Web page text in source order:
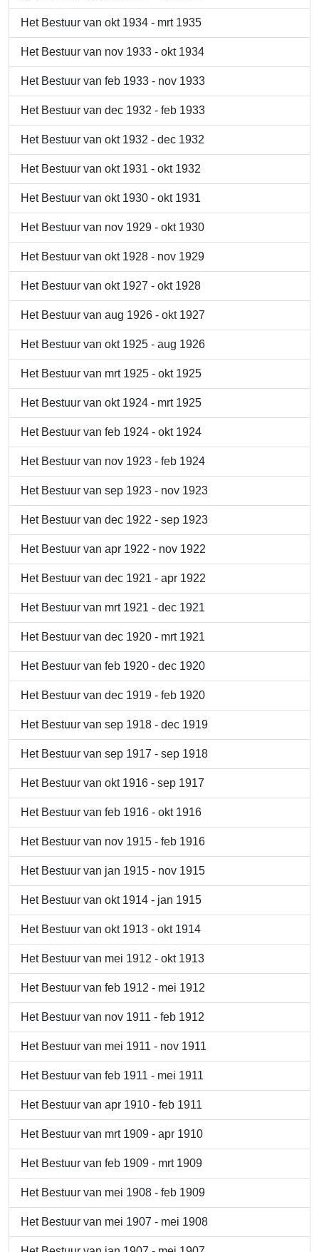
Het Bestuur van okt 1934 - mrt 1935
Het Bestuur van nov 1933 - okt 1934
Het Bestuur van feb 1933 - nov 1933
Het Bestuur van dec 1932 - feb 1933
Het Bestuur van okt 1932 - dec 1932
Het Bestuur van okt 1931 - okt 1932
Het Bestuur van okt 1930 - okt 1931
Het Bestuur van nov 1929 - okt 1930
Het Bestuur van okt 1928 - nov 1929
Het Bestuur van okt 1927 - okt 1928
Het Bestuur van aug 1926 - okt 1927
Het Bestuur van okt 1925 - aug 1926
Het Bestuur van mrt 1925 - okt 1925
Het Bestuur van okt 1924 - mrt 1925
Het Bestuur van feb 1924 - okt 1924
Het Bestuur van nov 1923 - feb 1924
Het Bestuur van sep 1923 - nov 1923
Het Bestuur van dec 1922 - sep 1923
Het Bestuur van apr 1922 - nov 1922
Het Bestuur van dec 1921 - apr 1922
Het Bestuur van mrt 1921 - dec 1921
Het Bestuur van dec 1920 - mrt 1921
Het Bestuur van feb 1920 - dec 1920
Het Bestuur van dec 1919 - feb 1920
Het Bestuur van sep 1918 - dec 1919
Het Bestuur van sep 1917 - sep 1918
Het Bestuur van okt 1916 - sep 1917
Het Bestuur van feb 1916 - okt 1916
Het Bestuur van nov 1915 - feb 1916
Het Bestuur van jan 1915 - nov 1915
Het Bestuur van okt 1914 - jan 1915
Het Bestuur van okt 1913 - okt 1914
Het Bestuur van mei 1912 - okt 1913
Het Bestuur van feb 1912 - mei 1912
Het Bestuur van nov 1911 - feb 1912
Het Bestuur van mei 1911 - nov 1911
Het Bestuur van feb 1911 - mei 1911
Het Bestuur van apr 1910 - feb 1911
Het Bestuur van mrt 1909 - apr 1910
Het Bestuur van feb 1909 - mrt 1909
Het Bestuur van mei 1908 - feb 1909
Het Bestuur van mei 1907 - mei 1908